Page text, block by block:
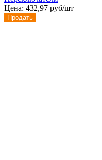
Цена: 432,97 руб/шт
Продать